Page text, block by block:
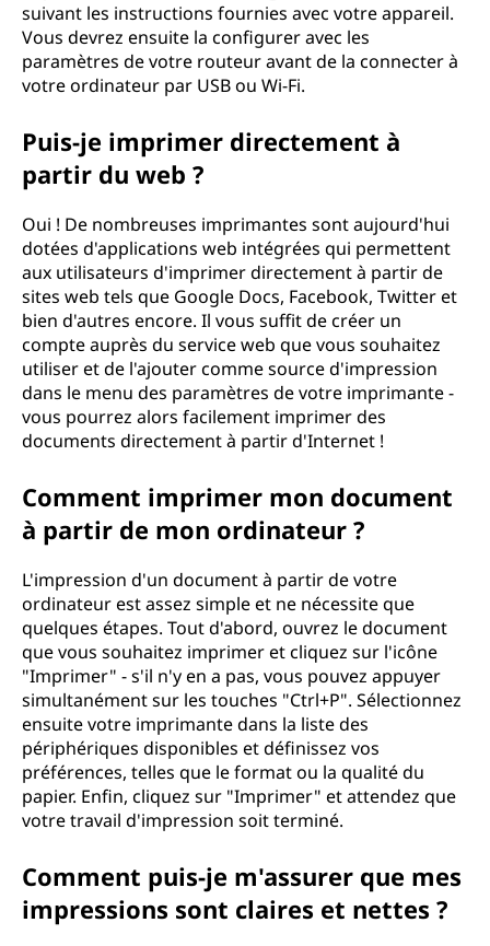
suivant les instructions fournies avec votre appareil.
Vous devrez ensuite la configurer avec les
paramètres de votre routeur avant de la connecter à
votre ordinateur par USB ou Wi-Fi.
Puis-je imprimer directement à
partir du web ?
Oui ! De nombreuses imprimantes sont aujourd'hui
dotées d'applications web intégrées qui permettent
aux utilisateurs d'imprimer directement à partir de
sites web tels que Google Docs, Facebook, Twitter et
bien d'autres encore. Il vous suffit de créer un
compte auprès du service web que vous souhaitez
utiliser et de l'ajouter comme source d'impression
dans le menu des paramètres de votre imprimante -
vous pourrez alors facilement imprimer des
documents directement à partir d'Internet !
Comment imprimer mon document
à partir de mon ordinateur ?
L'impression d'un document à partir de votre
ordinateur est assez simple et ne nécessite que
quelques étapes. Tout d'abord, ouvrez le document
que vous souhaitez imprimer et cliquez sur l'icône
"Imprimer" - s'il n'y en a pas, vous pouvez appuyer
simultanément sur les touches "Ctrl+P". Sélectionnez
ensuite votre imprimante dans la liste des
périphériques disponibles et définissez vos
préférences, telles que le format ou la qualité du
papier. Enfin, cliquez sur "Imprimer" et attendez que
votre travail d'impression soit terminé.
Comment puis-je m'assurer que mes
impressions sont claires et nettes ?